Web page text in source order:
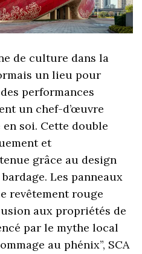
de culture dans la
un lieu pour
performances
un chef-d’œuvre
en soi. Cette double
et
grâce au design
Les panneaux
revêtement rouge
aux propriétés de
par le mythe local
au phénix”, SCA